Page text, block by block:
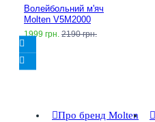
Волейбольний м'яч
Molten V5M2000
1999 грн. 2190 грн.
Про бренд Molten